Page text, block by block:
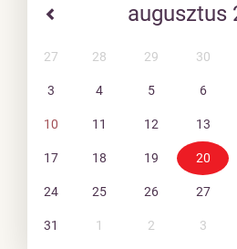
augusztus
27 28 29 30
3 4 5 6
10 11 12 13
17 18 19 20
24 25 26 27
31 1 2 3